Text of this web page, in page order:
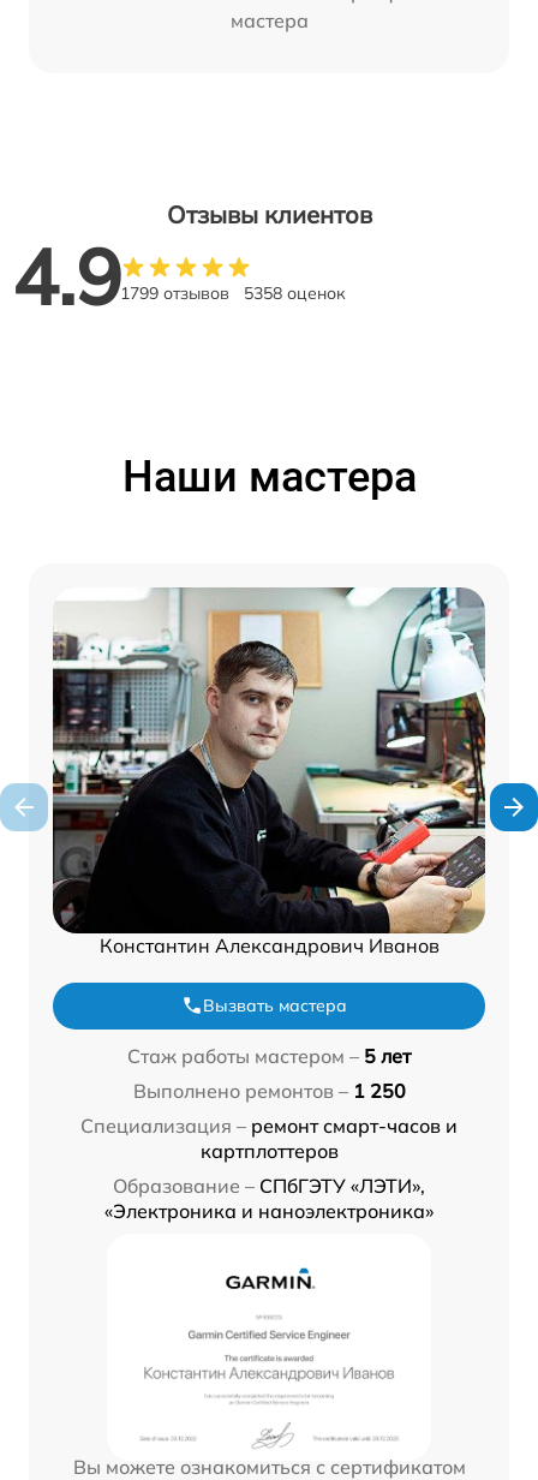
мастера
Отзывы клиентов
4.91799 отзывов 5358 оценок
Наши мастера
Константин Александрович Иванов
Вызвать мастера
Стаж работы мастером – 5 лет
Выполнено ремонтов – 1 250
Специализация – ремонт смарт-часов и
картплоттеров
Образование – СПбГЭТУ «ЛЭТИ»,
«Электроника и наноэлектроника»
Вы можете ознакомиться с сертификатом